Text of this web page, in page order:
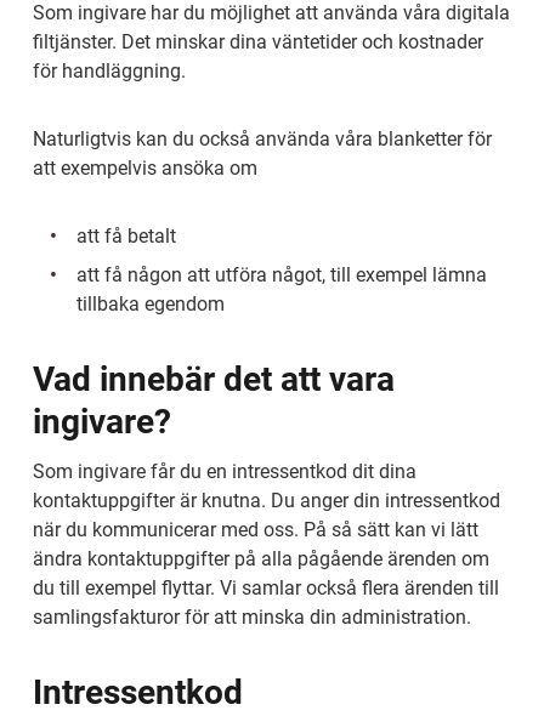
Som ingivare har du möjlighet att använda våra digitala
filtjänster. Det minskar dina väntetider och kostnader
för handläggning.
Naturligtvis kan du också använda våra blanketter för
att exempelvis ansöka om
att få betalt
att få någon att utföra något, till exempel lämna
tillbaka egendom
Vad innebär det att vara
ingivare?
Som ingivare får du en intressentkod dit dina
kontaktuppgifter är knutna. Du anger din intressentkod
när du kommunicerar med oss. På så sätt kan vi lätt
ändra kontaktuppgifter på alla pågående ärenden om
du till exempel flyttar. Vi samlar också flera ärenden till
samlingsfakturor för att minska din administration.
Intressentkod